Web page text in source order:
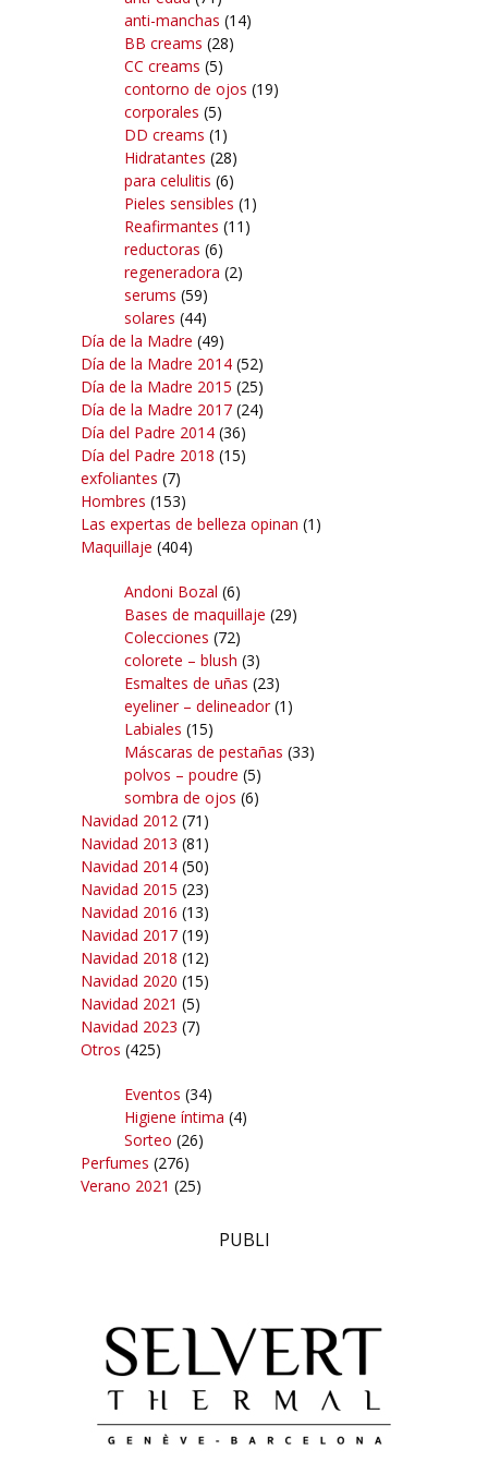
anti-manchas (14)
BB creams (28)
CC creams (5)
contorno de ojos (19)
corporales (5)
DD creams (1)
Hidratantes (28)
para celulitis (6)
Pieles sensibles (1)
Reafirmantes (11)
reductoras (6)
regeneradora (2)
serums (59)
solares (44)
Día de la Madre (49)
Día de la Madre 2014 (52)
Día de la Madre 2015 (25)
Día de la Madre 2017 (24)
Día del Padre 2014 (36)
Día del Padre 2018 (15)
exfoliantes (7)
Hombres (153)
Las expertas de belleza opinan (1)
Maquillaje (404)
Andoni Bozal (6)
Bases de maquillaje (29)
Colecciones (72)
colorete – blush (3)
Esmaltes de uñas (23)
eyeliner – delineador(1)
Labiales (15)
Máscaras de pestañas (33)
polvos – poudre (5)
sombra de ojos (6)
Navidad 2012 (71)
Navidad 2013 (81)
Navidad 2014 (50)
Navidad 2015 (23)
Navidad 2016 (13)
Navidad 2017 (19)
Navidad 2018 (12)
Navidad 2020 (15)
Navidad 2021 (5)
Navidad 2023 (7)
Otros (425)
Eventos (34)
Higiene íntima (4)
Sorteo (26)
Perfumes (276)
Verano 2021 (25)
PUBLI